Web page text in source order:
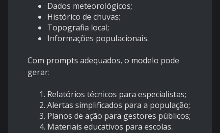
Dados meteorológicos;
Histórico de chuvas;
Topografia local;
Informações populacionais.
Com prompts adequados, o modelo pode
gerar:
Relatórios técnicos para especialistas;
Alertas simplificados para a população;
Planos de ação para gestores públicos;
Materiais educativos para escolas.